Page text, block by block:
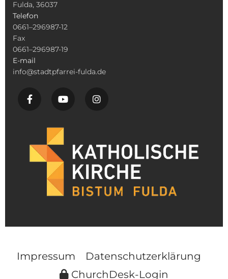
Fulda, 36037
Telefon
0661–296987-12
Fax
0661–296987-19
E-mail
info@stadtpfarrei-fulda.de
Impressum
Datenschutzerklärung
ChurchDesk-Login